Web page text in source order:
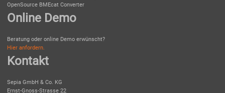
OpenSource BMEcat Converter
Online Demo
Beratung oder online Demo erwünscht?
Hier anfordern.
Kontakt
Sepia GmbH & Co. KG
Ernst-Gnoss-Strasse 22